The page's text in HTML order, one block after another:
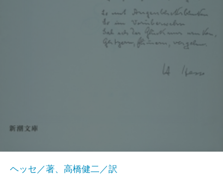
ヘッセ／著、高橋健二／訳